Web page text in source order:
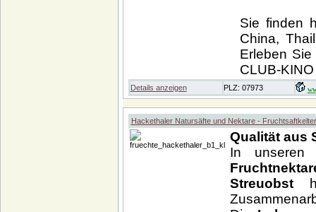
Sie finden
China,
Erleben
CLUB-
Details anzeigen PLZ: 07973
Hackethaler Natursäfte und Nektare -
Qualität aus
In unseren
Streuobst